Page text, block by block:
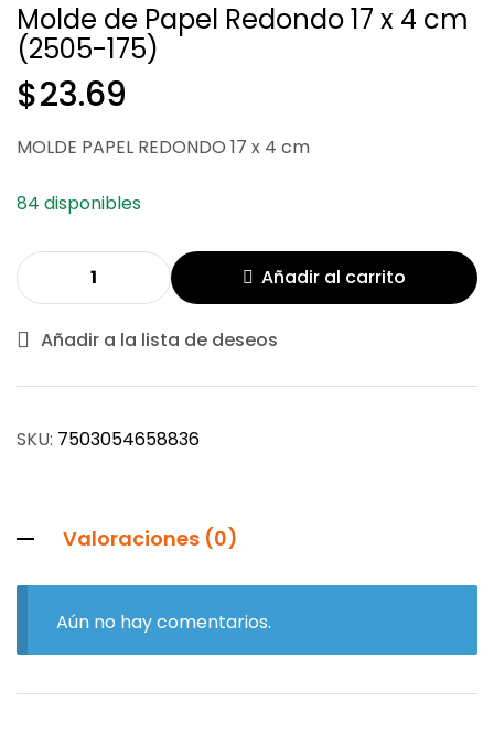
Molde de Papel Redondo 17 x 4 cm
(2505-175)
$23.69
MOLDE PAPEL REDONDO 17 x 4 cm
84 disponibles
Añadir al carrito
Añadir a la lista de deseos
SKU: 7503054658836
Valoraciones (0)
Aún no hay comentarios.